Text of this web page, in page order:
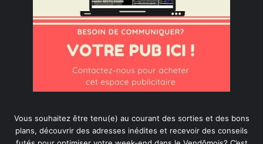
Vous souhaitez être tenu(e) au courant des sorties et des bons
plans, découvrir des adresses inédites et recevoir des conseils